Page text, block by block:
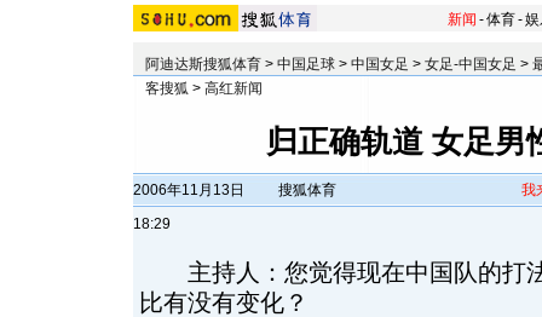
新闻 -体育-
阿迪达斯搜狐体育 > 中国足球 > 中国女足 > 女足-中国女足 >
客搜狐 > 高红新闻
归正确轨道 女足男
2006年11月13日
18:29
搜狐体育 我
主持人：您觉得现在中国队的打
比有没有变化？